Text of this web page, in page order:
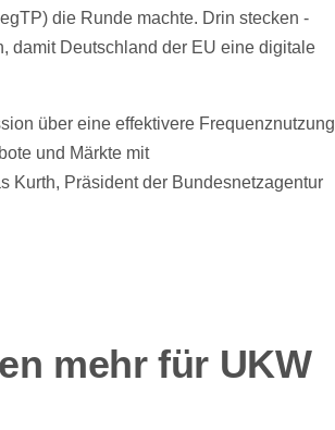
die Runde machte. Drin stecken -
damit Deutschland der EU eine digitale
über eine effektivere Frequenznutzung
und Märkte mit
Kurth, Präsident der Bundesnetzagentur
mehr für UKW